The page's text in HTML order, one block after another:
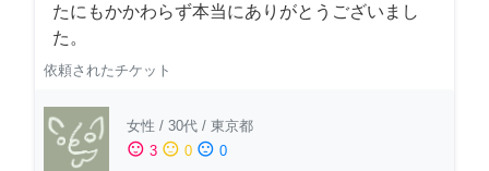
たにもかかわらず本当にありがとうございまし
た。
依頼されたチケット
女性 / 30代 / 東京都
sentiment_satisfied 3 sentiment_neutral 0 sentiment_dissatisfied 0